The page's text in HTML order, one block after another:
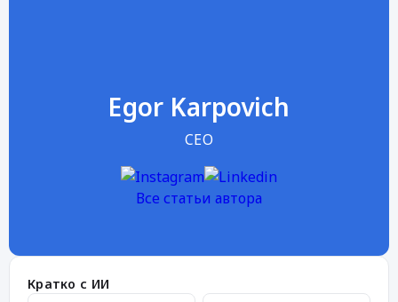
Egor Karpovich
CEO
Все статьи автора
Кратко с ИИ